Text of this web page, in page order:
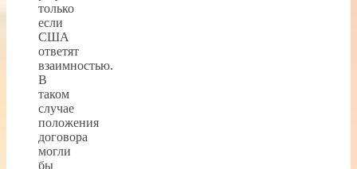
только
если
США
ответят
взаимностью.
В
таком
случае
положения
договора
могли
бы